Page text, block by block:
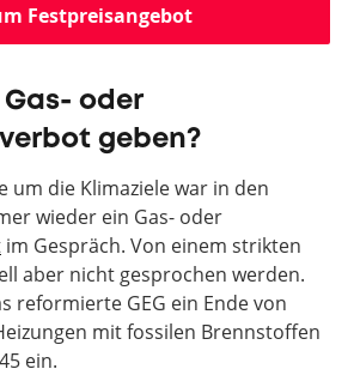
Festpreisangebot
oder
geben?
um die Klimaziele war in den
wieder ein Gas- oder
im Gespräch. Von einem strikten
aber nicht gesprochen werden.
reformierte GEG ein Ende von
mit fossilen Brennstoffen
ein.